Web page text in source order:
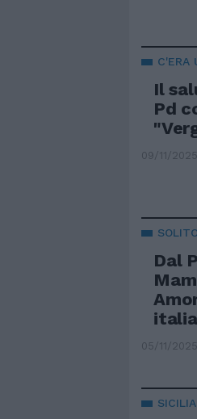
C'ERA
Il
Pd
09/11/2025
Dal
05/11/2025
SICILIA